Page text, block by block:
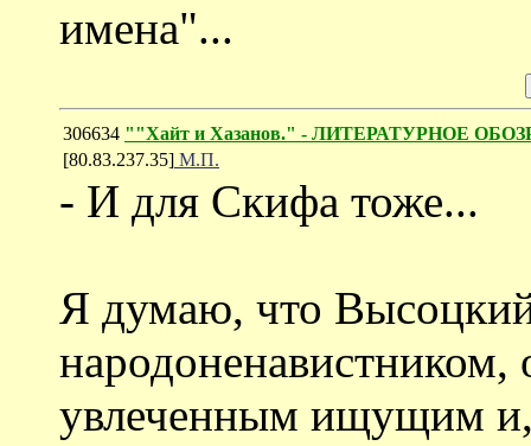
имена"...
306634 ""Хайт и Хазанов." - ЛИТЕРАТУРНОЕ
[80.83.237.35] М.П.
- И для Скифа тоже...
Я думаю, что
увлеченным ищущим